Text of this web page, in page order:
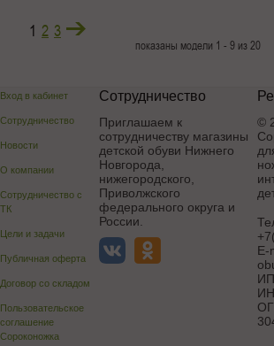
1 2 3
показаны модели 1 - 9 из 20
Вход в кабинет
Сотрудничество
Новости
О компании
Сотрудничество с
ТК
Цели и задачи
Публичная оферта
Договор со складом
Пользовательское
соглашение
Сороконожка
Сотрудничество
Приглашаем к
сотрудничеству магазины
детской обуви Нижнего
Новгорода,
нижегородского,
Приволжского
федерального округа и
России.
©
E-